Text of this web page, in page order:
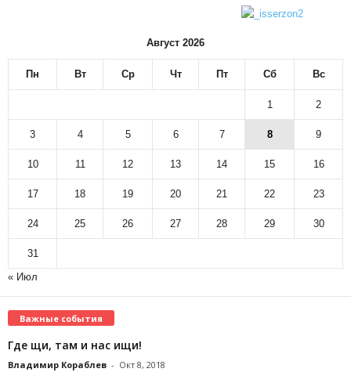
Август 2026
Пн Вт Ср Чт Пт Сб Вс
1 2
3 4 5 6 7 8 9
10 11 12 13 14 15 16
17 18 19 20 21 22 23
24 25 26 27 28 29 30
31
« Июл
Важные события
Где щи, там и нас ищи!
Владимир Кораблев - Окт 8, 2018